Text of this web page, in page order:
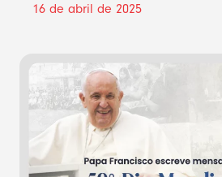
16 de abril de 2025